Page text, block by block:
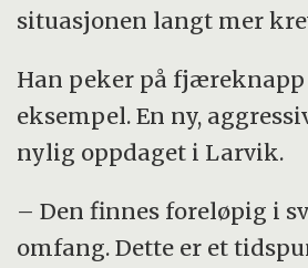
situasjonen langt mer
Han peker på
eksempel. En ny,
nylig oppdaget i Larvik.
– Den finnes foreløpig i
omfang. Dette er et